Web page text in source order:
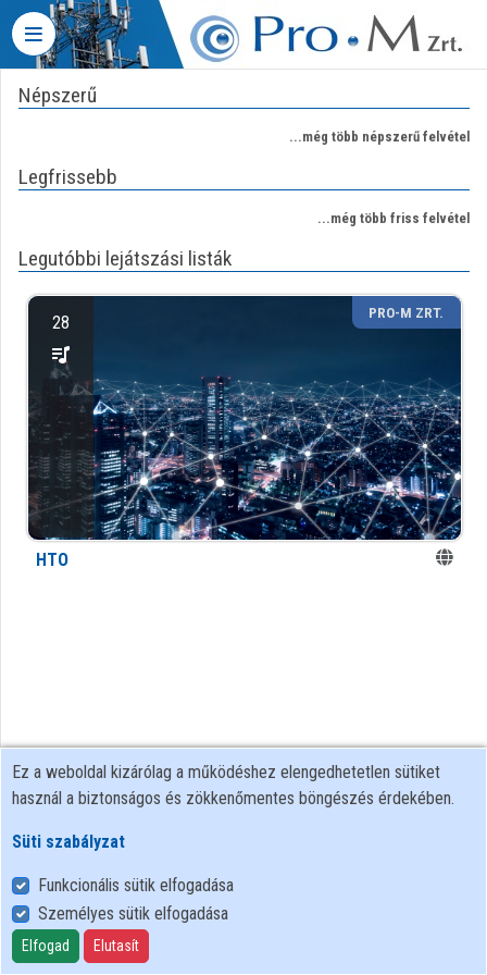
Fejléc kihagyása Menü kihagyása Tartalom kihagyása
VIDEO
M
ÉS
HÁLÓZATI
SZOLGÁLTATÓ
Intézményi kezdőlap
Bejelentkezés
Intézményi felfedezés
Kategóriák
Intézményi listák
Népszerű
...még több népszerű felvétel
Legfrissebb
...még több friss felvétel
Legutóbbi lejátszási listák
PRO-M ZRT.
28
HTO
Felhasználói szabályzat
Adatkezelési tájékoztató
Süti szabályzat
Ez a weboldal kizárólag a működéshez elengedhetetlen sütiket
használ a biztonságos és zökkenőmentes böngészés érdekében.
Süti szabályzat
Funkcionális sütik elfogadása
Személyes sütik elfogadása
Elfogad Elutasít